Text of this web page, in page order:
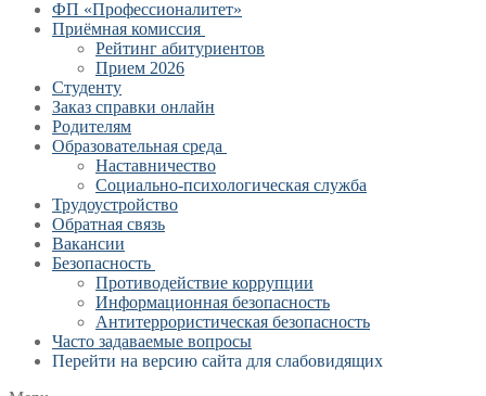
ФП «Профессионалитет»
Приёмная комиссия
Рейтинг абитуриентов
Прием 2026
Студенту
Заказ справки онлайн
Родителям
Образовательная среда
Наставничество
Социально-психологическая служба
Трудоустройство
Обратная связь
Вакансии
Безопасность
Противодействие коррупции
Информационная безопасность
Антитеррористическая безопасность
Часто задаваемые вопросы
Перейти на версию сайта для слабовидящих